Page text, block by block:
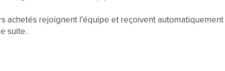
achetés rejoignent l'équipe et reçoivent
suite.